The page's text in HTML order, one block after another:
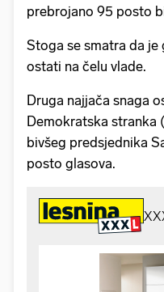
prebrojano 95 posto
Stoga se smatra da je
ostati na čelu vlade.
Druga najjača snaga
Demokratska stranka
bivšeg predsjednika
posto glasova.